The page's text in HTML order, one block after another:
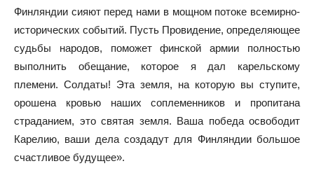
Финляндии сияют перед нами в мощном потоке всемирно-
исторических событий. Пусть Провидение, определяющее
судьбы народов, поможет финской армии полностью
выполнить обещание, которое я дал карельскому
племени. Солдаты! Эта земля, на которую вы ступите,
орошена кровью наших соплеменников и пропитана
страданием, это святая земля. Ваша победа освободит
Карелию, ваши дела создадут для Финляндии большое
счастливое будущее».